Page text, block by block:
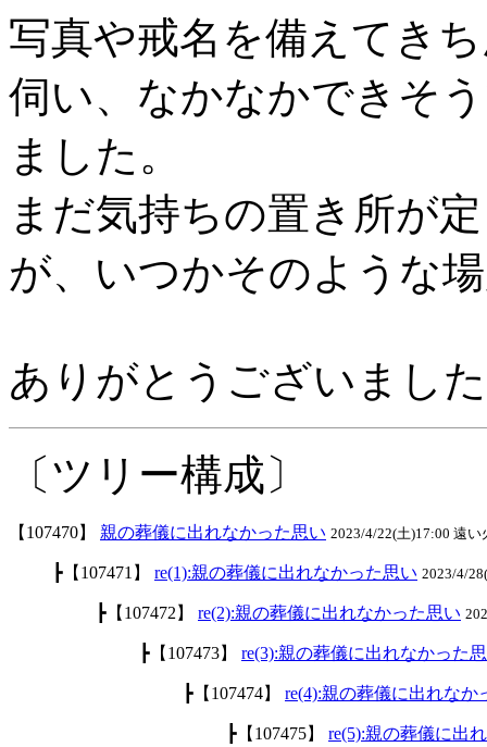
写真や戒名を備えてき
伺い、なかなかできそ
ました。
まだ気持ちの置き所が
が、いつかそのような
ありがとうございまし
〔ツリー構成〕
【107470】 親の葬儀に出れなかった思い 2023/4/22(土)17:00 遠い
┣【107471】 re(1):親の葬儀に出れなかった思い 2023/4/
┣【107472】 re(2):親の葬儀に出れなかった思い
┣【107473】 re(3):親の葬儀に出れなかった
┣【107474】 re(4):親の葬儀に出れなか
┣【107475】 re(5):親の葬儀に出